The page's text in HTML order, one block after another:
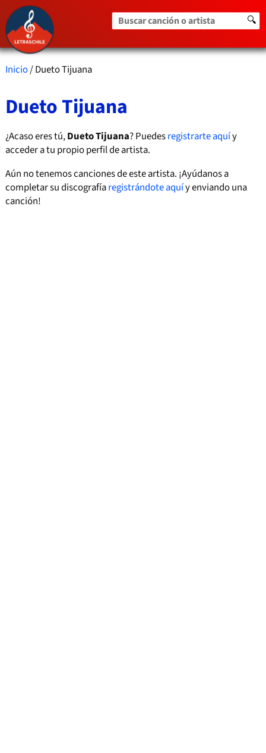
Buscar canción o artista 🔍
Inicio/ Dueto Tijuana
Dueto Tijuana
¿Acaso eres tú,Dueto Tijuana? Puedesregistrarte aquíy
acceder a tu propio perfil de artista.
Aún no tenemos canciones de este artista. ¡Ayúdanos a
completar su discografíaregistrándote aquíy enviando una
canción!